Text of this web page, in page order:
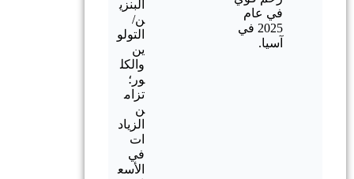
في عام
2025 في
آسيا.
البنزي
ن/
التولو
ين
والكل
ور؛
تزام
ن
الزياد
ات
في
الأسع